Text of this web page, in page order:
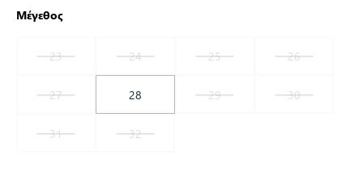
Μέγεθος
23 24 25
26
27
28 29
30
31
32